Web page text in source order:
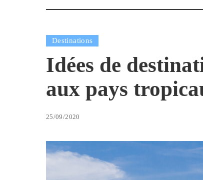
Destinations
Idées de
aux pays
25/09/2020